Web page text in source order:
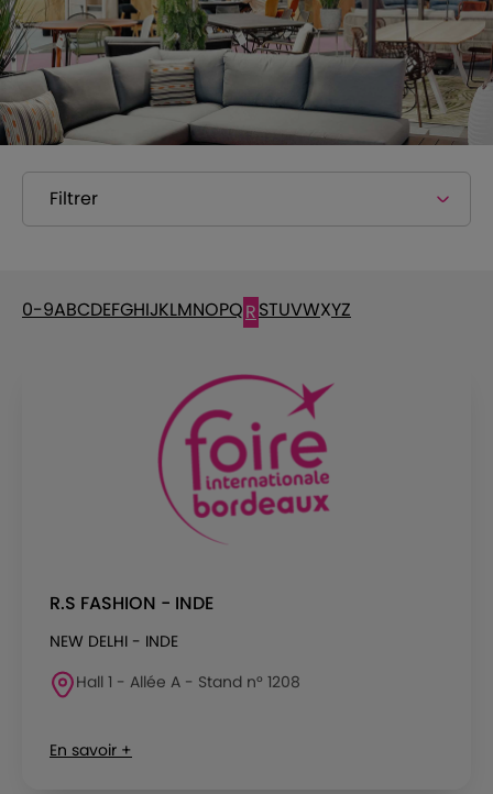
Filtrer
0-9ABCDEFGHIJKLMNOPQRSTUVWXYZ
R.S FASHION - INDE
NEW DELHI - INDE
Hall 1 - Allée A - Stand n° 1208
En savoir +